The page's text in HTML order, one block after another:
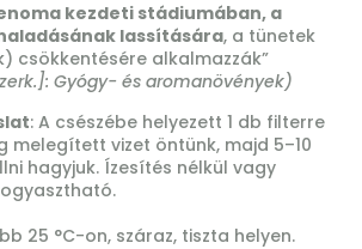
kezdeti stádiumában, a
lassítására, a tünetek
csökkentésére alkalmazzák”
Gyógy- és aromanövények)
: A csészébe helyezett 1 db filterre
melegített vizet öntünk, majd 5–10
hagyjuk. Ízesítés nélkül vagy
25 °C-on, száraz, tiszta helyen.